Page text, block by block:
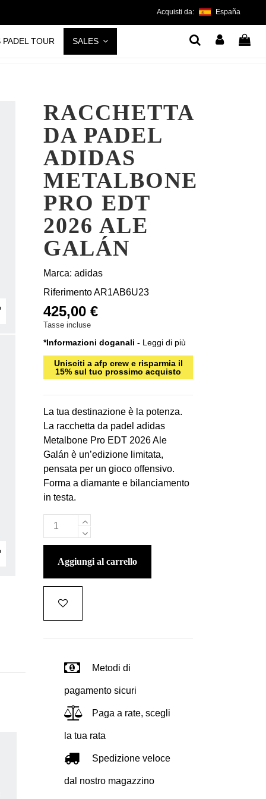
Acquisti da: España
PADEL TOUR SALES
RACCHETTA
DA PADEL
ADIDAS
METALBONE
PRO EDT
2026 ALE
GALÁN
Marca: adidas
RiferimentoAR1AB6U23
425,00 €
Tasse incluse
*Informazioni doganali - Leggi di più
Unisciti a afp crew e risparmia il
15% sul tuo prossimo acquisto
La tua destinazione è la potenza.
La racchetta da padel adidas
Metalbone Pro EDT 2026 Ale
Galán è un’edizione limitata,
pensata per un gioco offensivo.
Forma a diamante e bilanciamento
in testa.
aggiungi al carrello
Metodi di
pagamento sicuri
Paga a rate, scegli
la tua rata
Spedizione veloce
dal nostro magazzino